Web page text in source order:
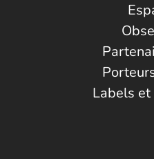
Labels